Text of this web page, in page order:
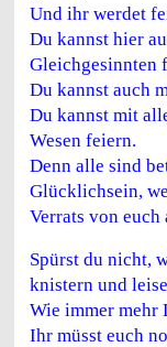
Und ihr werdet
Du kannst hier
Gleichgesinnten
Du kannst auch
Du kannst mit
Wesen feiern.
Denn alle sind
Glücklichsein,
Verrats von
Spürst du nicht,
knistern und
Wie immer mehr
Ihr müsst euch